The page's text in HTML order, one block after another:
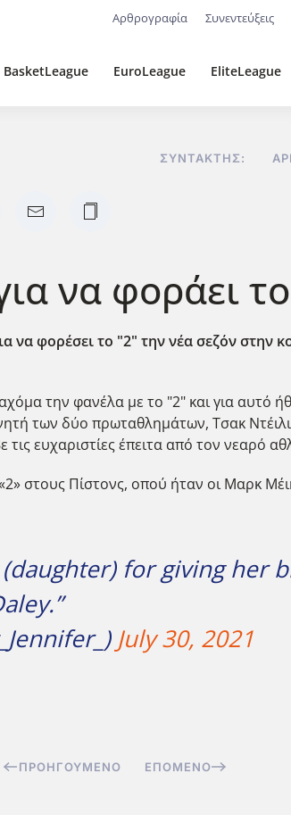
Αρθρογραφία Συνεντεύξεις
BasketLeague EuroLeague EliteLeague
ΣΥΝΤΆΚΤΗΣ:
να φοράει
να φορέσει το "2" την νέα σεζόν στην
την φανέλα με το "2" και για αυτό
των δύο πρωταθλημάτων, Τσακ
τις ευχαριστίες έπειτα από τον νεαρό
στους Πίστονς, οπού ήταν οι Μαρκ
for giving
July 30, 2021
ΠΡΟΗΓΟΎΜΕΝΟ ΕΠΌΜΕΝΟ